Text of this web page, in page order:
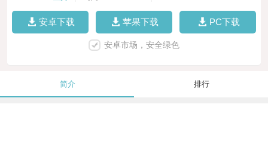
安卓下载 苹果下载 PC下载
安卓市场，安全绿色
简介 排行